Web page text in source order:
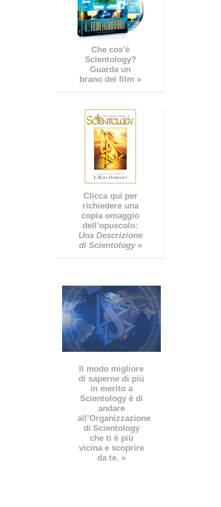
Che cos’è
Scientology?
Guarda un
brano del film »
Clicca qui per
richiedere una
copia omaggio
dell’opuscolo:
Una Descrizione
di Scientology»
Il modo migliore
di saperne di più
in merito a
Scientology è di
andare
all’Organizzazione
di Scientology
che ti è più
vicina e scoprire
da te. »